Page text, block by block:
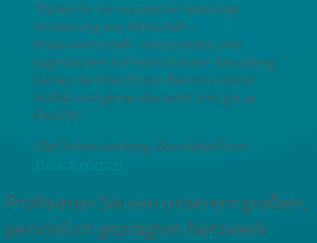
“Danke für die wunderbar lebendige
Vernetzung von Wirtschaft –
Kreativwirtschaft – Kulturarbeit und
Jugendarbeit in Friedrichshain- Kreuzberg.
Genau das braucht der Bezirk in seiner
Vielfalt und genau das steht ihm gut zu
Gesicht.”
Olaf Schenckenberg, Geschäftsführer
Profitieren Sie von unserem großen,
persönlich geprägten Netzwerk